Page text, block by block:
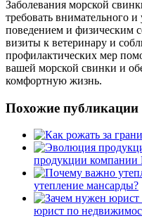
Заболевания морской
требовать внимательного
поведением и физическим
визиты к ветеринару и
профилактических мер
вашей морской свинки и
комфортную жизнь.
Похожие публикации
продукции компании
утепление мансарды?
юрист по